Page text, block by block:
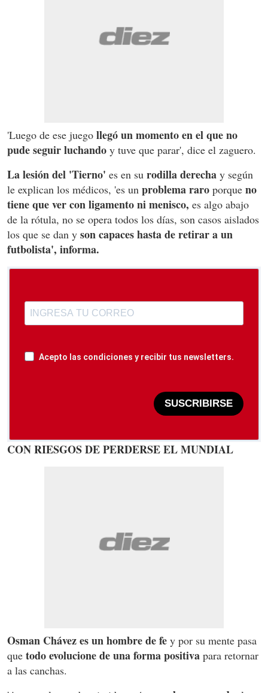
'Luego de ese juego llegó un momento en el que no
pude seguir luchando y tuve que parar', dice el zaguero.
La lesión del 'Tierno' es en su rodilla derecha y según
le explican los médicos, 'es un problema raro porque no
tiene que ver con ligamento ni menisco, es algo abajo
de la rótula, no se opera todos los días, son casos aislados
los que se dan y son capaces hasta de retirar a un
futbolista', informa.
Acepto las condiciones y recibir tus newsletters.
SUSCRIBIRSE
CON RIESGOS DE PERDERSE EL MUNDIAL
Osman Chávez es un hombre de fe y por su mente pasa
que todo evolucione de una forma positiva para retornar
a las canchas.